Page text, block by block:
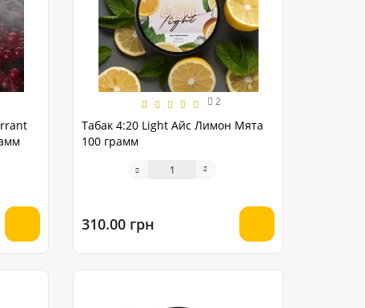
2
Табак 4:20 Light Айс Лимон Мята
100 грамм
310.00 грн